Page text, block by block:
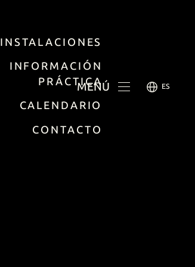
MENÚ ES
INSTALACIONES
INFORMACIÓN
PRÁCTICA
CALENDARIO
CONTACTO